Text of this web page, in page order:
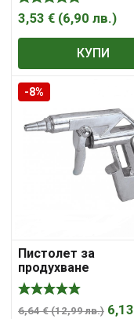
3,53 € (6,90 лв.)
КУПИ
-8%
Пистолет за
продухване
6,64€ (12,99лв.) 6,13